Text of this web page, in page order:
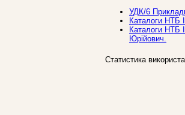
УДК/6
Каталоги НТБ
Каталоги НТБ
Юрійович.
Статистика